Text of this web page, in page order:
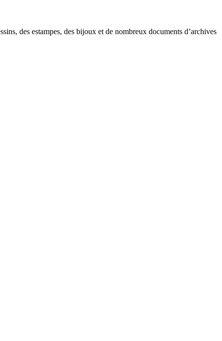
des estampes, des bijoux et de nombreux documents d’archives